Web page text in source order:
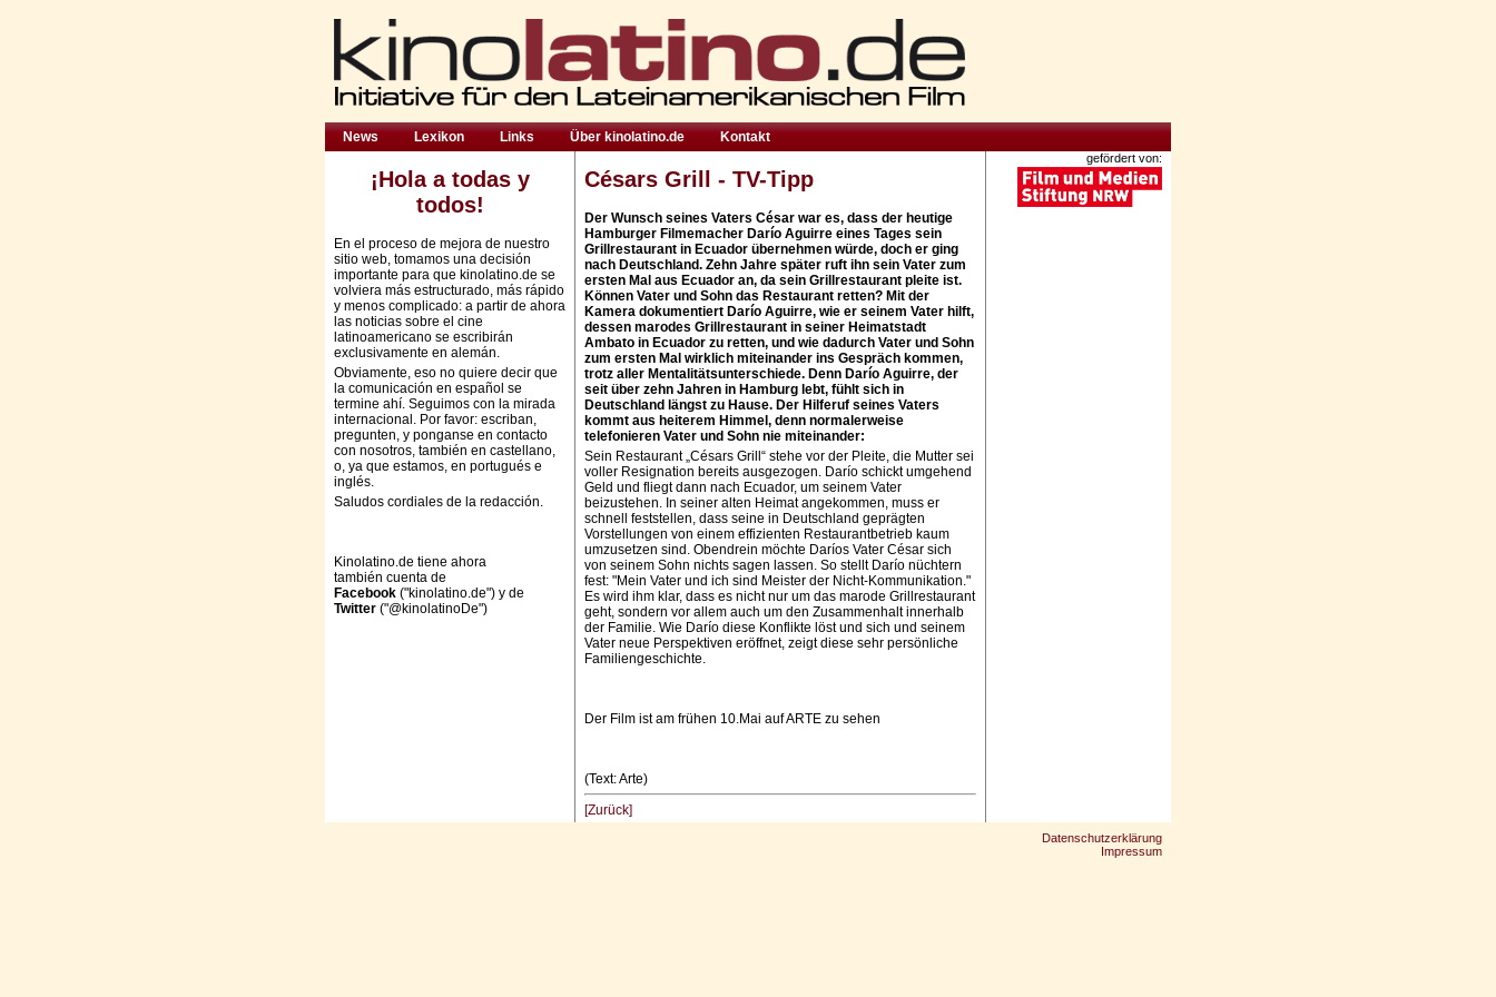
News Lexikon Links Über kinolatino.de Kontakt
¡Hola a todas y
todos!
En el proceso de mejora de nuestro
sitio web, tomamos una decisión
importante para que kinolatino.de se
volviera más estructurado, más rápido
y menos complicado: a partir de ahora
las noticias sobre el cine
latinoamericano se escribirán
exclusivamente en alemán.
Obviamente, eso no quiere decir que
la comunicación en español se
termine ahí. Seguimos con la mirada
internacional. Por favor: escriban,
pregunten, y ponganse en contacto
con nosotros, también en castellano,
o, ya que estamos, en portugués e
inglés.
Saludos cordiales de la redacción.
Kinolatino.de tiene ahora
también cuenta de
Facebook ("kinolatino.de") y de
Twitter ("@kinolatinoDe")
Césars Grill - TV-Tipp
Der Wunsch seines Vaters César war es, dass der heutige
Hamburger Filmemacher Darío Aguirre eines Tages sein
Grillrestaurant in Ecuador übernehmen würde, doch er ging
nach Deutschland. Zehn Jahre später ruft ihn sein Vater zum
ersten Mal aus Ecuador an, da sein Grillrestaurant pleite ist.
Können Vater und Sohn das Restaurant retten? Mit der
Kamera dokumentiert Darío Aguirre, wie er seinem Vater hilft,
dessen marodes Grillrestaurant in seiner Heimatstadt
Ambato in Ecuador zu retten, und wie dadurch Vater und Sohn
zum ersten Mal wirklich miteinander ins Gespräch kommen,
trotz aller Mentalitätsunterschiede. Denn Darío Aguirre, der
seit über zehn Jahren in Hamburg lebt, fühlt sich in
Deutschland längst zu Hause. Der Hilferuf seines Vaters
kommt aus heiterem Himmel, denn normalerweise
telefonieren Vater und Sohn nie miteinander:
Sein Restaurant „Césars Grill“ stehe vor der Pleite, die Mutter sei
voller Resignation bereits ausgezogen. Darío schickt umgehend
Geld und fliegt dann nach Ecuador, um seinem Vater
beizustehen. In seiner alten Heimat angekommen, muss er
schnell feststellen, dass seine in Deutschland geprägten
Vorstellungen von einem effizienten Restaurantbetrieb kaum
umzusetzen sind. Obendrein möchte Daríos Vater César sich
von seinem Sohn nichts sagen lassen. So stellt Darío nüchtern
fest: "Mein Vater und ich sind Meister der Nicht-Kommunikation."
Es wird ihm klar, dass es nicht nur um das marode Grillrestaurant
geht, sondern vor allem auch um den Zusammenhalt innerhalb
der Familie. Wie Darío diese Konflikte löst und sich und seinem
Vater neue Perspektiven eröffnet, zeigt diese sehr persönliche
Familiengeschichte.
Der Film ist am frühen 10.Mai auf ARTE zu sehen
(Text: Arte)
[Zurück]
gefördert von:
Datenschutzerklärung
Impressum